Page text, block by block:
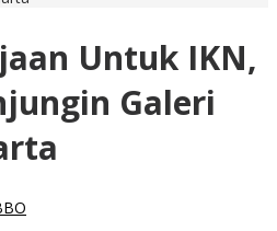
Untuk IKN,
Galeri